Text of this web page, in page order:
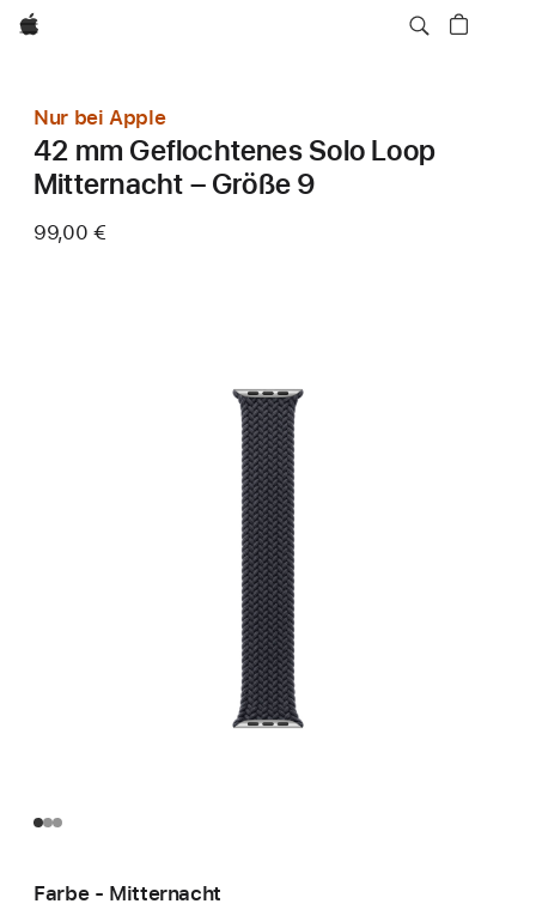
Apple
Nur bei Apple
42 mm Geflochtenes Solo Loop
Mitternacht – Größe 9
99,00 €
Farbe - Mitternacht